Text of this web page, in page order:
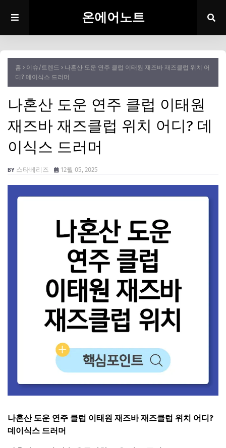
온에어노트
홈 이슈/트렌드
나혼산 도운 연주 클럽 이태원 재즈바 재즈클럽 위치 어
디? 데이식스 드러머
나혼산 도운 연주 클럽 이태원
재즈바 재즈클럽 위치 어디? 데
이식스 드러머
스타베리즈 12월 05, 2025
나혼산 도운 연주 클럽 이태원 재즈바 재즈클럽 위치 어디?
데이식스 드러머